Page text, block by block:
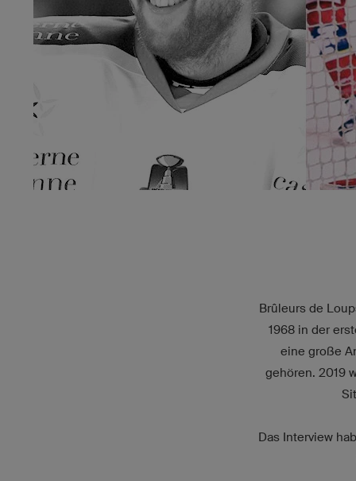
Brûleurs de
1968 in der
eine große
gehören. 2019
Das Interview